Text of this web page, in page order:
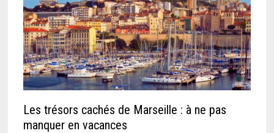
Les trésors cachés de Marseille : à ne pas
manquer en vacances